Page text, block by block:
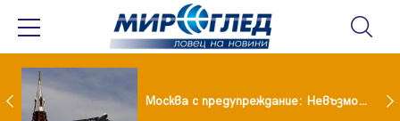
Вече не рушим само Земята: 4-тонен фрагмент на SpaceX удари луната Москва с предупреждание: Невъзможно е да бъде победена ядрена сила като Русия